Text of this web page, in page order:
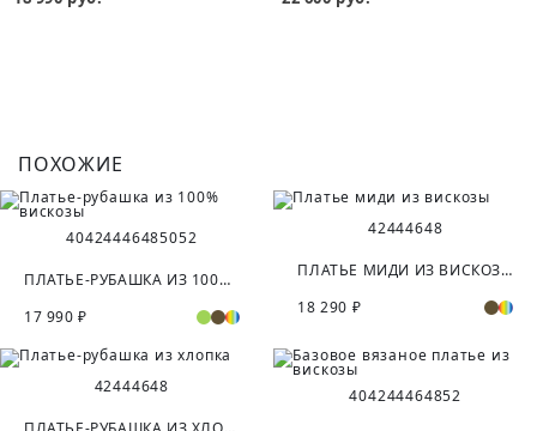
ПОХОЖИЕ
40424446485052
ПЛАТЬЕ-РУБАШКА ИЗ 100% ВИСКОЗЫ
17 990 ₽
42444648
ПЛАТЬЕ МИДИ ИЗ ВИСКОЗЫ
18 290 ₽
42444648 404244464852